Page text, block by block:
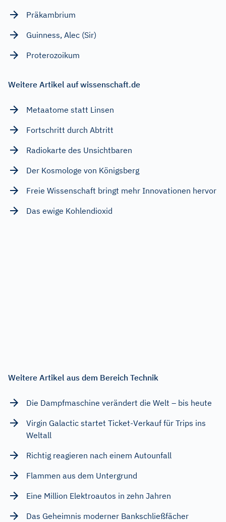
Präkambrium
Guinness, Alec (Sir)
Proterozoikum
Weitere Artikel auf wissenschaft.de
Metaatome statt Linsen
Fortschritt durch Abtritt
Radiokarte des Unsichtbaren
Der Kosmologe von Königsberg
Freie Wissenschaft bringt mehr Innovationen hervor
Das ewige Kohlendioxid
Weitere Artikel aus dem Bereich Technik
Die Dampfmaschine verändert die Welt – bis heute
Virgin Galactic startet Ticket-Verkauf für Trips ins
Weltall
Richtig reagieren nach einem Autounfall
Flammen aus dem Untergrund
Eine Million Elektroautos in zehn Jahren
Das Geheimnis moderner Bankschließfächer